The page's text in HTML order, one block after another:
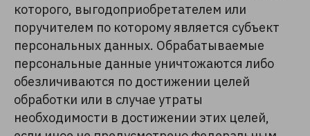
которого, выгодоприобретателем или
поручителем по которому является субъект
персональных данных. Обрабатываемые
персональные данные уничтожаются либо
обезличиваются по достижении целей
обработки или в случае утраты
необходимости в достижении этих целей,